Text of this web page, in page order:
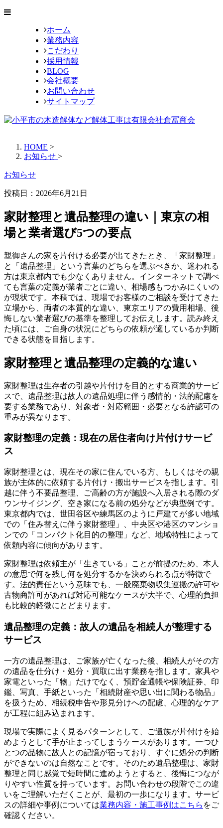
ホーム
業務内容
こだわり
採用情報
BLOG
会社概要
お問い合わせ
サイトマップ
HOME >
お知らせ >
お知らせ
投稿日： 2026年6月21日
家財整理と遺品整理の違い｜東京の相
場と業者選び5つの要点
親御さんの家を片付ける必要が出てきたとき、「家財整理」
と「遺品整理」という言葉のどちらを選ぶべきか、迷われる
方は東京都内でも少なくありません。インターネットで調べ
ても言葉の定義が業者ごとに違い、相場感もつかみにくいの
が現状です。本稿では、現場でお客様のご相談を受けてきた
立場から、両者の本質的な違い、東京エリアの費用相場、後
悔しない業者選びの基準を整理してお伝えします。読み終え
た頃には、ご自身の状況にどちらの依頼が適しているか判断
できる状態を目指します。
家財整理と遺品整理の定義的な違い
家財整理は生存者の引越や片付けを目的とする商業的サービ
スで、遺品整理は故人の遺品処理に伴う感情的・法的配慮を
要する業務であり、対象者・対応範囲・必要となる許認可の
重みが異なります。
家財整理の定義：現在の居住者向け片付けサービ
ス
家財整理とは、現在その家に住んでいる方、もしくはその親
族が主体的に依頼する片付け・搬出サービスを指します。引
越に伴う不要品整理、ご高齢の方が施設へ入居される際のダ
ウンサイジング、空き家になる前の処分などが典型例です。
東京都内では、世田谷区や練馬区のように戸建てが多い地域
での「住み替えに伴う家財整理」、中央区や港区のマンショ
ンでの「コンパクト化目的の整理」など、地域特性によって
依頼内容に傾向があります。
家財整理は依頼主が「生きている」ことが前提のため、本人
の意思で何を残し何を処分するかを決められる点が特徴で
す。法的責任という意味でも、一般廃棄物収集運搬の許可や
古物商許可があれば対応可能なケースが大半で、心理的負担
も比較的軽微にとどまります。
遺品整理の定義：故人の遺品を相続人が整理する
サービス
一方の遺品整理は、ご家族が亡くなった後、相続人がその方
の遺品を仕分け・処分・買取に出す業務を指します。家具や
家電といった「物」だけでなく、預貯金通帳や保険証券、印
鑑、写真、手紙といった「相続財産や思い出に関わる物品」
を扱うため、相続税申告や形見分けへの配慮、心理的なケア
が工程に組み込まれます。
現場で実際によく見るパターンとして、ご遺族が片付けを始
めようとして手が止まってしまうケースがあります。一つひ
とつの品物に故人との記憶が宿っており、すぐに処分の判断
ができないのは自然なことです。そのため遺品整理は、家財
整理と同じ感覚で短時間に進めようとすると、後悔につなが
りやすい性質を持っています。お問い合わせの段階でこの違
いをご理解いただくことが、最初の一歩になります。サービ
スの詳細や事例については業務内容・施工事例はこちら をご
確認ください。